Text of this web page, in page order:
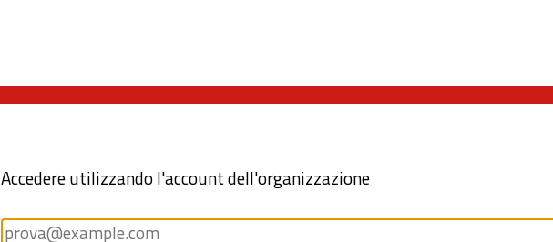
Accedere utilizzando l'account dell'organizzazione